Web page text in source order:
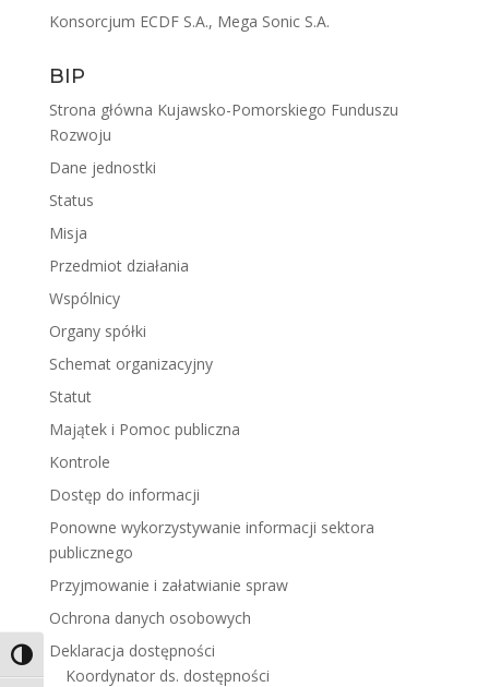
Toggle High Contrast
Konsorcjum ECDF S.A., Mega Sonic S.A.
BIP
Strona główna Kujawsko-Pomorskiego Funduszu
Rozwoju
Dane jednostki
Status
Misja
Przedmiot działania
Wspólnicy
Organy spółki
Schemat organizacyjny
Statut
Majątek i Pomoc publiczna
Kontrole
Dostęp do informacji
Ponowne wykorzystywanie informacji sektora
publicznego
Przyjmowanie i załatwianie spraw
Ochrona danych osobowych
Deklaracja dostępności
Koordynator ds. dostępności